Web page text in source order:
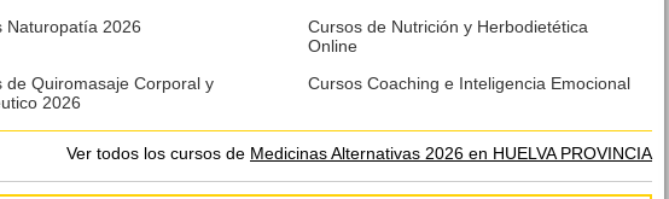
Naturopatía 2026
Cursos de Nutrición y Herbodietética
Online
de Quiromasaje Corporal y
2026
Cursos Coaching e Inteligencia Emocional
Ver todos los cursos de Medicinas Alternativas 2026 en HUELVA PROVINCIA